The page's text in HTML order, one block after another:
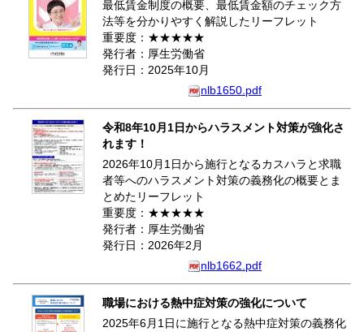
最低賃金制度の概要、最低賃金額のチェック方
法等を分かりやすく解説したリーフレット
重要度：★★★★★
発行者：厚生労働省
発行日：2025年10月
nlb1650.pdf
令和8年10月1日からハラスメント対策が強化さ
れます！
2026年10月1日から施行となるカスハラと求職
者等へのハラスメント対策の義務化の概要とま
とめたリーフレット
重要度：★★★★★
発行者：厚生労働省
発行日：2026年2月
nlb1662.pdf
職場における熱中症対策の強化について
2025年6月1日に施行となる熱中症対策の義務化